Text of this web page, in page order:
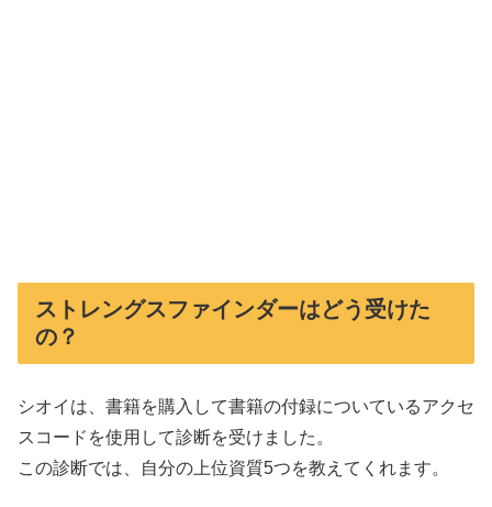
ストレングスファインダーはどう受けた
の？
シオイは、書籍を購入して書籍の付録についているアクセ
スコードを使用して診断を受けました。
この診断では、自分の上位資質5つを教えてくれます。